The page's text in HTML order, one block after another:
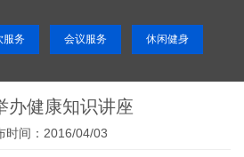
服务 会议服务 休闲健身
办健康知识讲座
时间：2016/04/03